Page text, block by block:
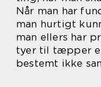
Når man har
man hurtigt
man ellers har
tyer til tæpper
bestemt ikke